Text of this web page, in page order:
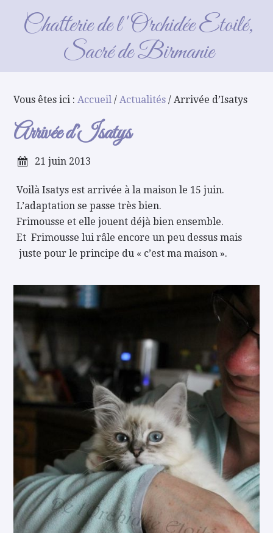
Chatterie de l'Orchidée Etoilé,
Sacré de Birmanie
Arrivée d’Isatys
Vous êtes ici :Accueil /Actualités / Arrivée d’Isatys
Arrivée d’Isatys
21 juin 2013
Voilà Isatys est arrivée à la maison le 15 juin.
L’adaptation se passe très bien.
Frimousse et elle jouent déjà bien ensemble.
Et Frimousse lui râle encore un peu dessus mais
juste pour le principe du « c’est ma maison ».